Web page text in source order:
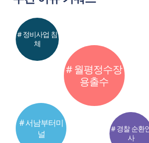
# 월평정수장
용출수
# 서남부터미
널
# 정비사업 침
체
# 경찰 순환
사